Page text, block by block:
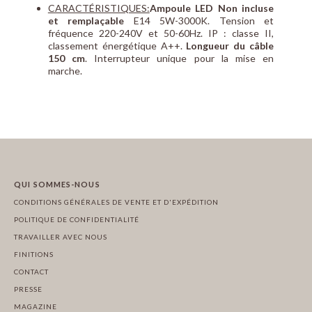
CARACTÉRISTIQUES:Ampoule LED Non incluse
et remplaçable E14 5W-3000K. Tension et
fréquence 220-240V et 50-60Hz. IP : classe II,
classement énergétique A++. Longueur du câble
150 cm. Interrupteur unique pour la mise en
marche.
QUI SOMMES-NOUS
CONDITIONS GÉNÉRALES DE VENTE ET D'EXPÉDITION
POLITIQUE DE CONFIDENTIALITÉ
TRAVAILLER AVEC NOUS
FINITIONS
CONTACT
PRESSE
MAGAZINE